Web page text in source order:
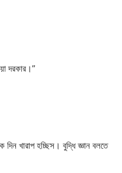
দরকার।”
খারাপ হচ্ছিস। বুদ্ধি জ্ঞান বলতে